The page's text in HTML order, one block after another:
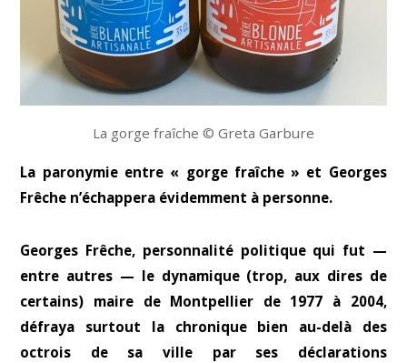
La gorge fraîche © Greta Garbure
La paronymie entre « gorge fraîche » et Georges
Frêche n’échappera évidemment à personne.
Georges Frêche, personnalité politique qui fut —
entre autres — le dynamique (trop, aux dires de
certains) maire de Montpellier de 1977 à 2004,
défraya surtout la chronique bien au-delà des
octrois de sa ville par ses déclarations